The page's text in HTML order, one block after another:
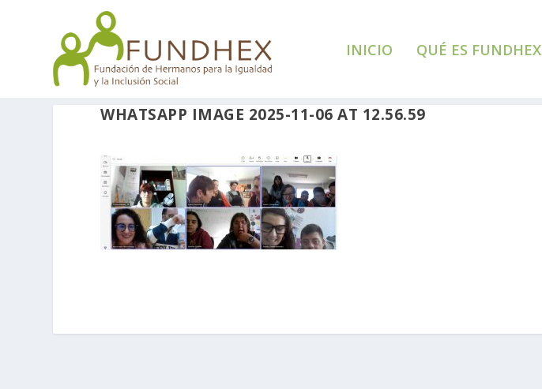
INICIO QUÉ ES FUNDHEX
WHATSAPP IMAGE 2025-11-06 AT 12.56.59